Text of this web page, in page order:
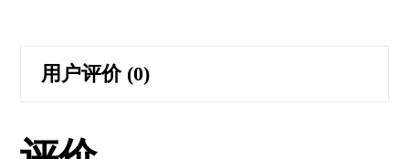
量
用户评价 (0)